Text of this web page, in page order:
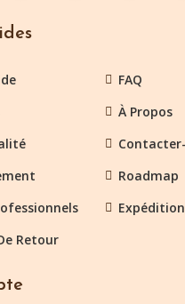
FAQ
À Propos
Roadmap
Retour